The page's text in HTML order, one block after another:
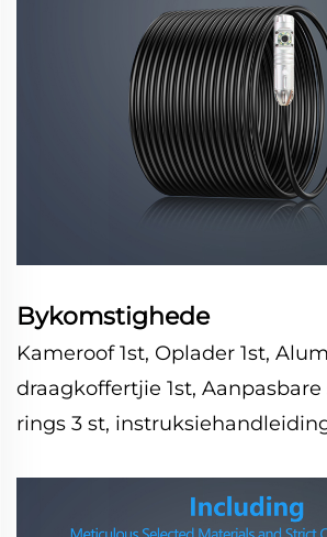
Bykomstighede
Kameroof 1st, Oplader 1st,
draagkoffertjie 1st, Aanpasbare
rings 3 st,